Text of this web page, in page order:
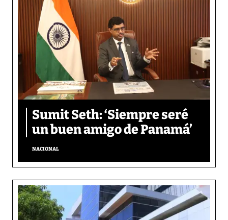
Sumit Seth: ‘Siempre seré
un buen amigo de Panamá’
NACIONAL